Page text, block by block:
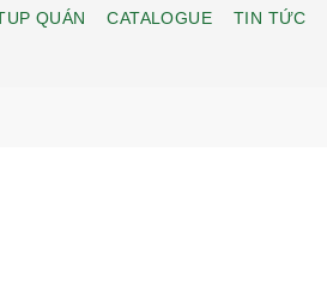
QUÁN CATALOGUE TIN TỨC